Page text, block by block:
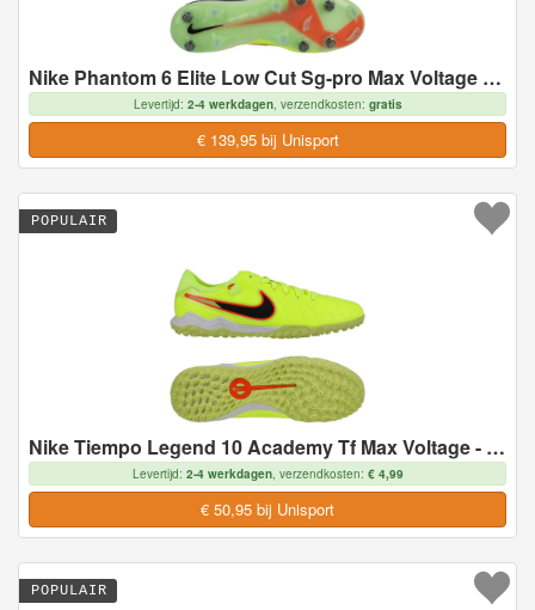
Nike Phantom 6 Elite Low Cut Sg-pro Max Voltage - Geel/zwart/oranje - Soft Ground (Sg), maat 40
Levertijd: 2-4 werkdagen, verzendkosten: gratis
€ 139,95 bij Unisport
Nike Tiempo Legend 10 Academy Tf Max Voltage - Neon/zwart - Turf (Tf), maat 37½
Levertijd: 2-4 werkdagen, verzendkosten: € 4,99
€ 50,95 bij Unisport
POPULAIR
POPULAIR